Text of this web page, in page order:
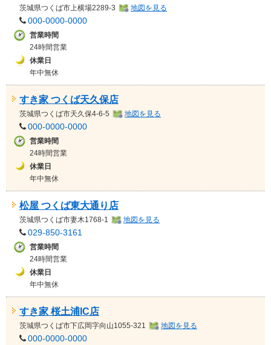
茨城県つくば市上横場2289-3 地図を見る
000-0000-0000
営業時間
24時間営業
休業日
年中無休
すき家 つくば天久保店
茨城県つくば市天久保4-6-5 地図を見る
000-0000-0000
営業時間
24時間営業
休業日
年中無休
松屋 つくば東大通り店
茨城県つくば市妻木1768-1 地図を見る
029-850-3161
営業時間
24時間営業
休業日
年中無休
すき家 桜土浦IC店
茨城県つくば市下広岡字向山1055-321 地図を見る
000-0000-0000